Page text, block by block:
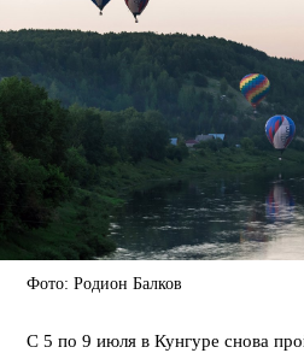
Фото: Родион Балков
С 5 по 9 июля в Кунгуре снова